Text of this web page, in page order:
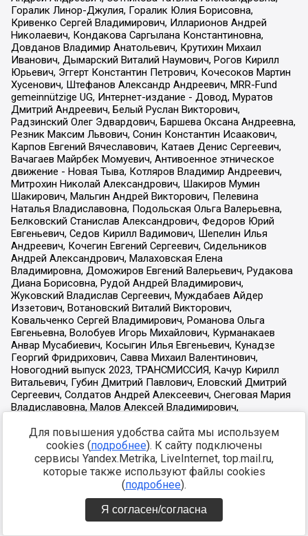
Для повышения удобства сайта мы используем
cookies (подробнее). К сайту подключены
сервисы Yandex.Metrika, LiveInternet, top.mail.ru,
которые также используют файлы cookies
(подробнее).
Я согласен/согласна